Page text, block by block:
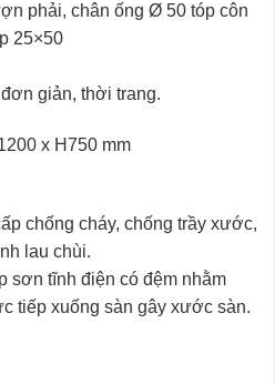
phải, chân ống Ø 50 tóp côn
25×50
giản, thời trang.
x H750 mm
chống cháy, chống trầy xước,
lau chùi.
sơn tĩnh điện có đệm nhằm
tiếp xuống sàn gây xước sàn.
số lượng